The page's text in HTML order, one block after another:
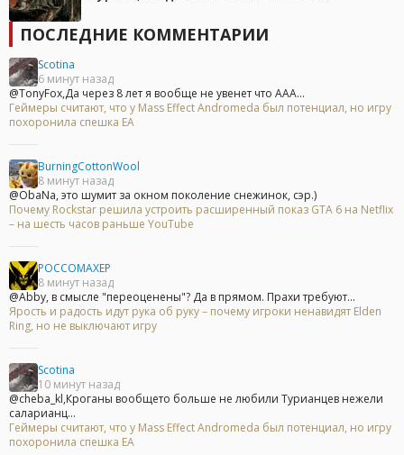
ПОСЛЕДНИЕ КОММЕНТАРИИ
Scotina
6 минут назад
@TonyFox,Да через 8 лет я вообще не увенет что ААА...
Геймеры считают, что у Mass Effect Andromeda был потенциал, но игру
похоронила спешка EA
BurningCottonWool
8 минут назад
@ObaNa, это шумит за окном поколение снежинок, сэр.)
Почему Rockstar решила устроить расширенный показ GTA 6 на Netflix
– на шесть часов раньше YouTube
POCCOMAXEP
8 минут назад
@Abby, в смысле "переоценены"? Да в прямом. Прахи требуют...
Ярость и радость идут рука об руку – почему игроки ненавидят Elden
Ring, но не выключают игру
Scotina
10 минут назад
@cheba_kl,Кроганы вообщето больше не любили Турианцев нежели
саларианц...
Геймеры считают, что у Mass Effect Andromeda был потенциал, но игру
похоронила спешка EA